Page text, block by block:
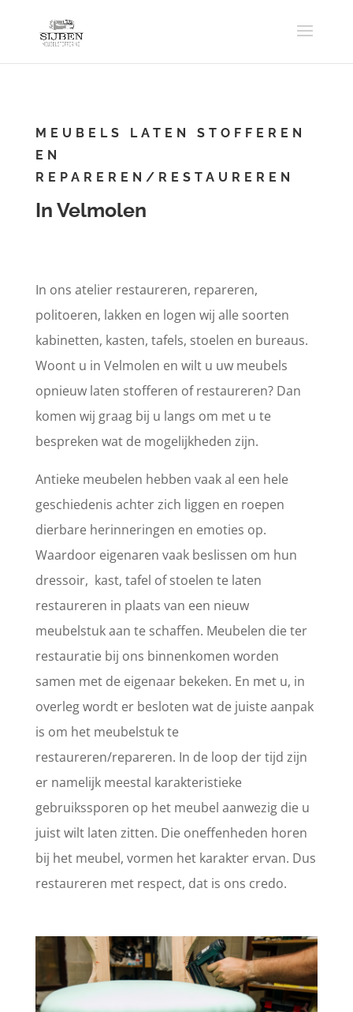
MEUBELS LATEN STOFFEREN
EN
REPAREREN/RESTAUREREN
In Velmolen
In ons atelier restaureren, repareren,
politoeren, lakken en logen wij alle soorten
kabinetten, kasten, tafels, stoelen en bureaus.
Woont u in Velmolen en wilt u uw meubels
opnieuw laten stofferen of restaureren? Dan
komen wij graag bij u langs om met u te
bespreken wat de mogelijkheden zijn.
Antieke meubelen hebben vaak al een hele
geschiedenis achter zich liggen en roepen
dierbare herinneringen en emoties op.
Waardoor eigenaren vaak beslissen om hun
dressoir, kast, tafel of stoelen te laten
restaureren in plaats van een nieuw
meubelstuk aan te schaffen. Meubelen die ter
restauratie bij ons binnenkomen worden
samen met de eigenaar bekeken. En met u, in
overleg wordt er besloten wat de juiste aanpak
is om het meubelstuk te
restaureren/repareren. In de loop der tijd zijn
er namelijk meestal karakteristieke
gebruikssporen op het meubel aanwezig die u
juist wilt laten zitten. Die oneffenheden horen
bij het meubel, vormen het karakter ervan. Dus
restaureren met respect, dat is ons credo.